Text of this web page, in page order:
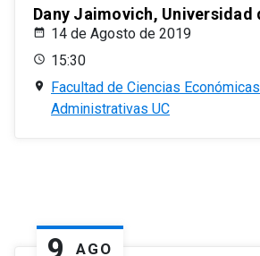
Dany Jaimovich, Universidad
14 de Agosto de 2019
15:30
Facultad de Ciencias
Administrativas UC
AGO